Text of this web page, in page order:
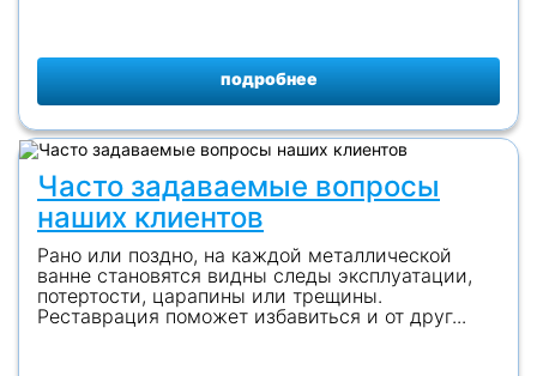
подробнее
Часто задаваемые вопросы
наших клиентов
Рано или поздно, на каждой металлической
ванне становятся видны следы эксплуатации,
потертости, царапины или трещины.
Реставрация поможет избавиться и от друг...